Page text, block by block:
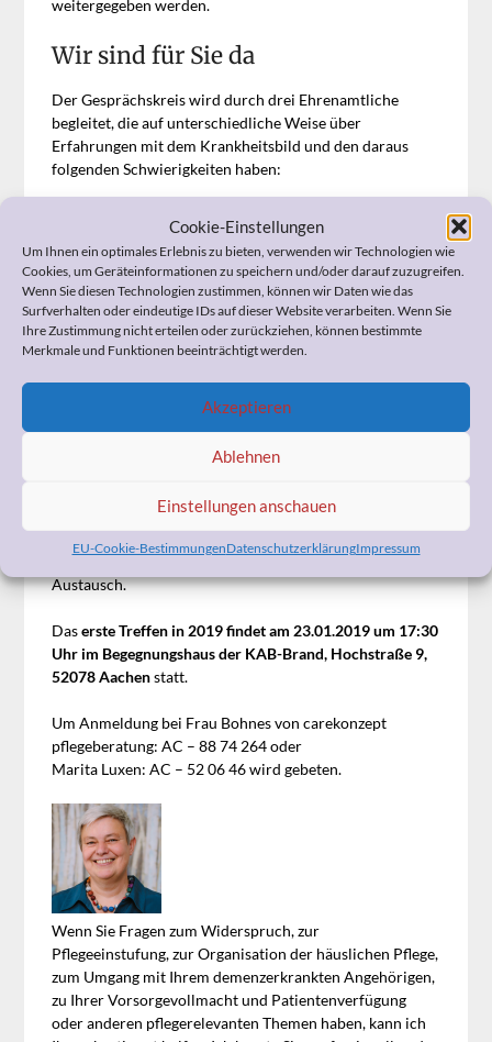
Cookie-Einstellungen
Um Ihnen ein optimales Erlebnis zu bieten, verwenden wir Technologien wie
Cookies, um Geräteinformationen zu speichern und/oder darauf zuzugreifen.
Wenn Sie diesen Technologien zustimmen, können wir Daten wie das
Surfverhalten oder eindeutige IDs auf dieser Website verarbeiten. Wenn Sie
Ihre Zustimmung nicht erteilen oder zurückziehen, können bestimmte
Merkmale und Funktionen beeinträchtigt werden.
Akzeptieren
Ablehnen
Einstellungen anschauen
EU-Cookie-BestimmungenDatenschutzerklärungImpressum
weitergegeben werden.
Wir sind für Sie da
Der Gesprächskreis wird durch drei Ehrenamtliche
begleitet, die auf unterschiedliche Weise über
Erfahrungen mit dem Krankheitsbild und den daraus
folgenden Schwierigkeiten haben:
Pflegesachverständige,carekonzept
Marita Luxen , ehemalige Verwaltungsleiterin eines
Pflegeheimes und ehrenamtlich tätig in der
Generationsbrücke Deutschland.
Dorothea Spennrath, langjährige Pflegedienstleitung
in einem Pflegeheim und aktuell in der Betreuung
Es werden bei Bedarf auch Fragen zur rechtlichen
zum Betreuungsrecht beantwrtet und diskutiert.
Gesprächskreis trifft sichjeden 4. Mittwoch im
Brand, Hochstraße 9, 52078 Aachen zum gemeinsamen
Austausch.
Daserste Treffen in 2019 findet am 23.01.2019 um 17:30
Uhr im Begegnungshaus der KAB-Brand, Hochstraße 9,
52078 Aachenstatt.
Um Anmeldung bei Frau Bohnes voncarekonzept
pflegeberatung: AC – 88 74 264 oder
Marita Luxen: AC – 52 06 46 wird gebeten.
Wenn Sie Fragen zum Widerspruch, zur
Pflegeeinstufung, zur Organisation der häuslichen Pflege,
zum Umgang mit Ihrem demenzerkrankten Angehörigen,
zu Ihrer Vorsorgevollmacht und Patientenverfügung
oder anderen pflegerelevanten Themen haben, kann ich